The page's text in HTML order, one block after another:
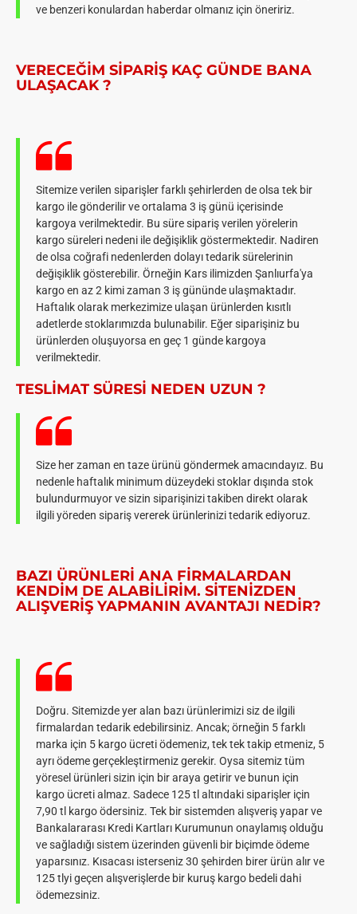
ve benzeri konulardan haberdar olmanız için öneririz.
VERECEĞIM SIPARIŞ KAÇ GÜNDE BANA
ULAŞACAK ?
Sitemize verilen siparişler farklı şehirlerden de olsa tek bir
kargo ile gönderilir ve ortalama 3 iş günü içerisinde
kargoya verilmektedir. Bu süre sipariş verilen yörelerin
kargo süreleri nedeni ile değişiklik göstermektedir. Nadiren
de olsa coğrafi nedenlerden dolayı tedarik sürelerinin
değişiklik gösterebilir. Örneğin Kars ilimizden Şanlıurfa'ya
kargo en az 2 kimi zaman 3 iş gününde ulaşmaktadır.
Haftalık olarak merkezimize ulaşan ürünlerden kısıtlı
adetlerde stoklarımızda bulunabilir. Eğer siparişiniz bu
ürünlerden oluşuyorsa en geç 1 günde kargoya
verilmektedir.
TESLIMAT SÜRESI NEDEN UZUN ?
Size her zaman en taze ürünü göndermek amacındayız. Bu
nedenle haftalık minimum düzeydeki stoklar dışında stok
bulundurmuyor ve sizin siparişinizi takiben direkt olarak
ilgili yöreden sipariş vererek ürünlerinizi tedarik ediyoruz.
BAZI ÜRÜNLERI ANA FIRMALARDAN
KENDIM DE ALABILIRIM. SITENIZDEN
ALIŞVERIŞ YAPMANIN AVANTAJI NEDIR?
Doğru. Sitemizde yer alan bazı ürünlerimizi siz de ilgili
firmalardan tedarik edebilirsiniz. Ancak; örneğin 5 farklı
marka için 5 kargo ücreti ödemeniz, tek tek takip etmeniz, 5
ayrı ödeme gerçekleştirmeniz gerekir. Oysa sitemiz tüm
yöresel ürünleri sizin için bir araya getirir ve bunun için
kargo ücreti almaz. Sadece 125 tl altındaki siparişler için
7,90 tl kargo ödersiniz. Tek bir sistemden alışveriş yapar ve
Bankalararası Kredi Kartları Kurumunun onaylamış olduğu
ve sağladığı sistem üzerinden güvenli bir biçimde ödeme
yaparsınız. Kısacası isterseniz 30 şehirden birer ürün alır ve
125 tlyi geçen alışverişlerde bir kuruş kargo bedeli dahi
ödemezsiniz.